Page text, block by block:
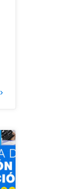
keyboard_arrow_right